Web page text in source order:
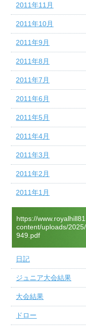
2011年11月
2011年10月
2011年9月
2011年8月
2011年7月
2011年6月
2011年5月
2011年4月
2011年3月
2011年2月
2011年1月
https://
content/uploads/
949.pdf
日記
ジュニア大会結果
大会結果
ドロー